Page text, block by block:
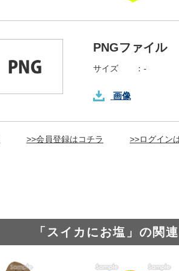
PNGファイル
サイズ ： -
画像
>>会員登録はコチラ >>ログイン
「スイカにお塩」の関